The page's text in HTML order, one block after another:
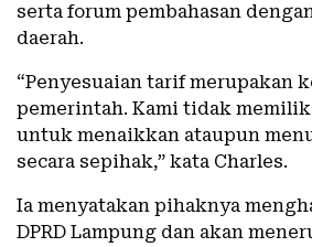
serta forum pembahasan
daerah.
“Penyesuaian tarif merupakan
pemerintah. Kami tidak
untuk menaikkan ataupun
secara sepihak,” kata Charles.
Ia menyatakan pihaknya
DPRD Lampung dan akan